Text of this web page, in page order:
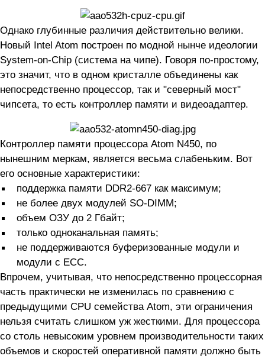
Однако глубинные различия действительно велики.
Новый Intel Atom построен по модной нынче идеологии
System-on-Chip (система на чипе). Говоря по-простому,
это значит, что в одном кристалле объединены как
непосредственно процессор, так и "северный мост"
чипсета, то есть контроллер памяти и видеоадаптер.
Контроллер памяти процессора Atom N450, по
нынешним меркам, является весьма слабеньким. Вот
его основные характеристики:
поддержка памяти DDR2-667 как максимум;
не более двух модулей SO-DIMM;
объем ОЗУ до 2 Гбайт;
только одноканальная память;
не поддерживаются буферизованные модули и
модули с ECC.
Впрочем, учитывая, что непосредственно процессорная
часть практически не изменилась по сравнению с
предыдущими CPU семейства Atom, эти ограничения
нельзя считать слишком уж жесткими. Для процессора
со столь невысоким уровнем производительности таких
объемов и скоростей оперативной памяти должно быть